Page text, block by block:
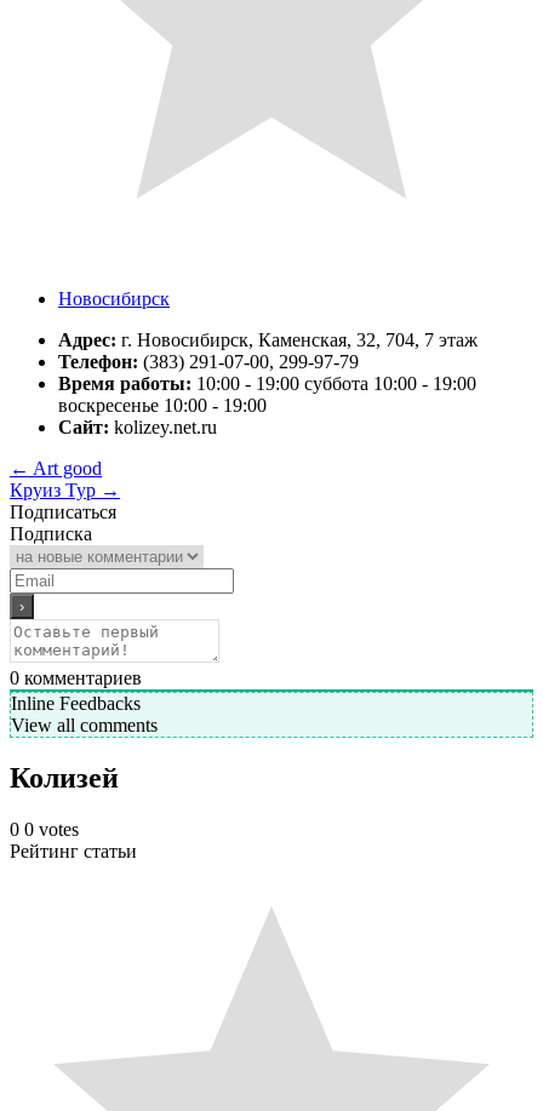
Новосибирск
Адрес: г. Новосибирск, Каменская, 32, 704, 7 этаж
Телефон: (383) 291-07-00, 299-97-79
Время работы: 10:00 - 19:00 суббота 10:00 - 19:00
воскресенье 10:00 - 19:00
Сайт: kolizey.net.ru
← Art good
Круиз Тур →
Подписаться
Подписка
0 комментариев
Inline Feedbacks
View all comments
Колизей
0 0 votes
Рейтинг статьи